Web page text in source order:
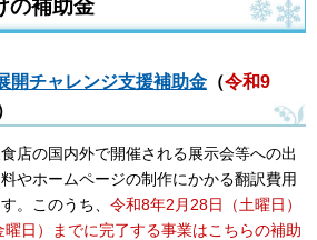
の補助金
開チャレンジ支援補助金 （令和9
店の国内外で開催される展示会等への出
やホームページの制作にかかる翻訳費用
。このうち、 令和8年2月28日（土曜日）
日）までに完了する事業はこちらの補助